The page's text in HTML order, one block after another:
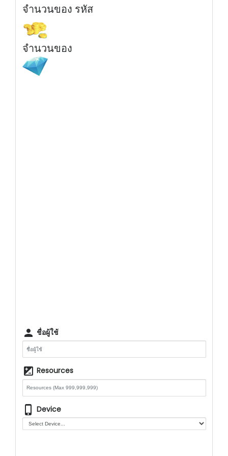
จำนวนของ รหัส
จำนวนของ
person ชื่อผู้ใช้
iso Resources
phone_iphone Device